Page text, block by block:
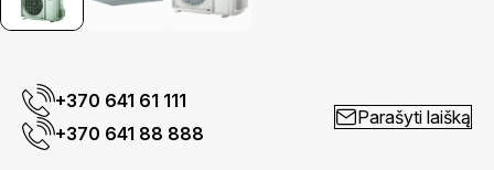
+370 641 61 111
+370 641 88 888
Parašyti laišką